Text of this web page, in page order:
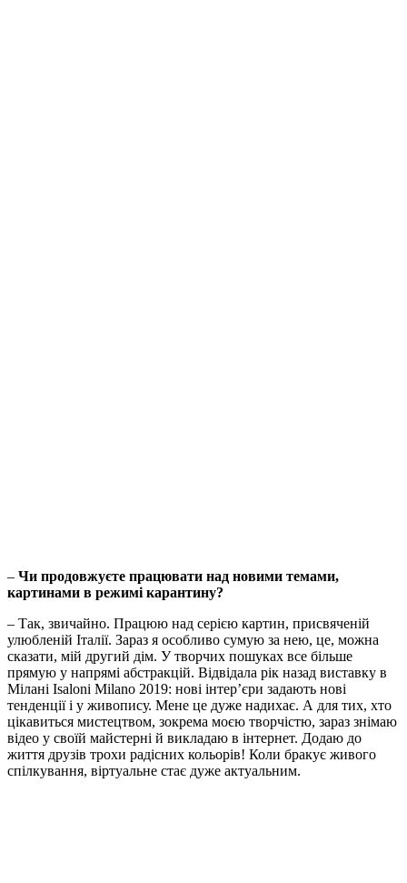
– Чи продовжуєте працювати над новими темами,
картинами в режимі карантину?
– Так, звичайно. Працюю над серією картин, присвяченій
улюбленій Італії. Зараз я особливо сумую за нею, це, можна
сказати, мій другий дім. У творчих пошуках все більше
прямую у напрямі абстракцій. Відвідала рік назад виставку в
Мілані Isaloni Milano 2019: нові інтер’єри задають нові
тенденції і у живопису. Мене це дуже надихає. А для тих, хто
цікавиться мистецтвом, зокрема моєю творчістю, зараз знімаю
відео у своїй майстерні й викладаю в інтернет. Додаю до
життя друзів трохи радісних кольорів! Коли бракує живого
спілкування, віртуальне стає дуже актуальним.